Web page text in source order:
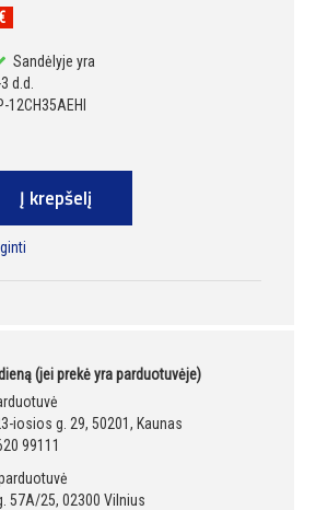
Sandėlyje yra
d.d.
12CH35AEHI
Į krepšelį
(jei prekė yra parduotuvėje)
iosios g. 29, 50201, Kaunas
99111
57A/25, 02300 Vilnius